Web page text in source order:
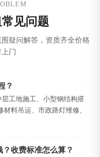
见问题
疑问解答，资质齐全价格
门
？
工地施工、小型钢结构搭
料吊运、市政路灯维修、
收费标准怎么算？